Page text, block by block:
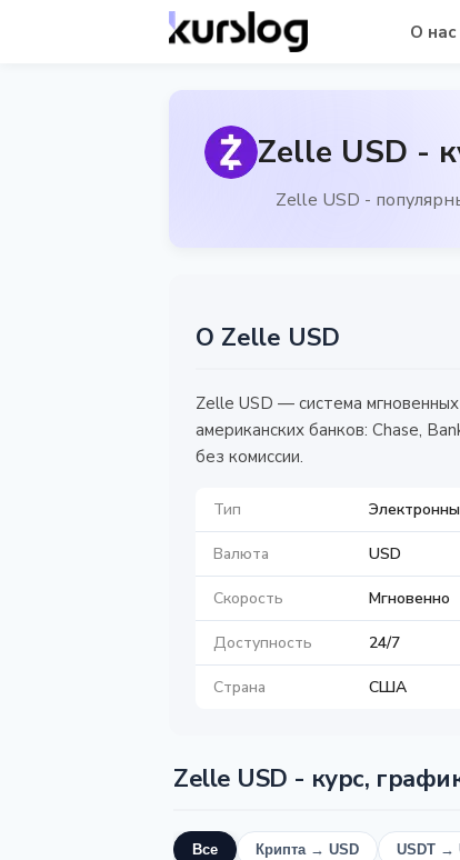
О нас
Zelle USD -
Zelle USD -
О Zelle USD
Zelle USD — система
американских банков: Chase,
без комиссии.
Тип
Валюта USD
Скорость Мгновенно
Доступность 24/7
Страна США
Zelle USD - курс,
Все Крипта → USD USDT →